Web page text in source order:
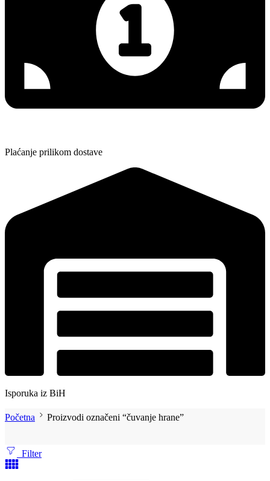
Plaćanje prilikom dostave
Isporuka iz BiH
Početna Proizvodi označeni “čuvanje hrane”
Filter